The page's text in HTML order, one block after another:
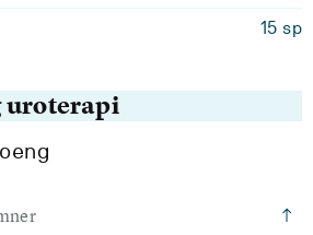
15 sp
uroterapi